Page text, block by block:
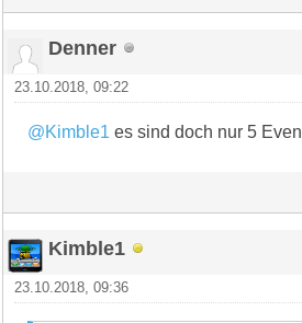
Denner
23.10.2018, 09:22
@Kimble1 es sind doch nur 5
Kimble1
23.10.2018, 09:36